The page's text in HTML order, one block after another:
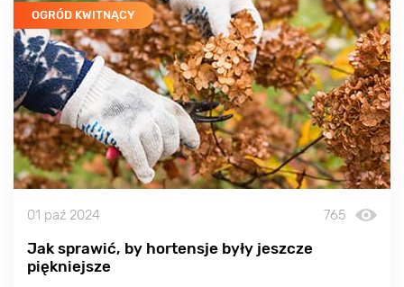
OGRÓD KWITNĄCY
01 paź 2024 765
Jak sprawić, by hortensje były jeszcze
piękniejsze